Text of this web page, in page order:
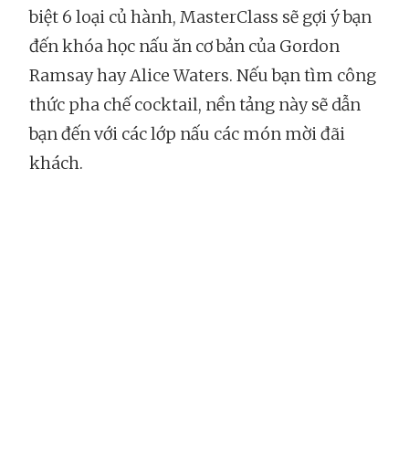
biệt 6 loại củ hành, MasterClass sẽ gợi ý bạn
đến khóa học nấu ăn cơ bản của Gordon
Ramsay hay Alice Waters. Nếu bạn tìm công
thức pha chế cocktail, nền tảng này sẽ dẫn
bạn đến với các lớp nấu các món mời đãi
khách.